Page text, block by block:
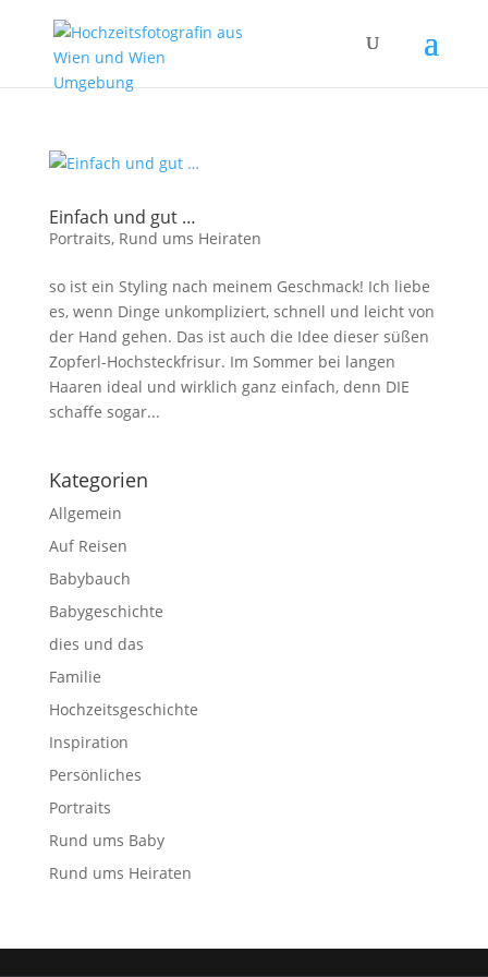
Einfach und gut …
Portraits, Rund ums Heiraten
so ist ein Styling nach meinem Geschmack! Ich liebe
es, wenn Dinge unkompliziert, schnell und leicht von
der Hand gehen. Das ist auch die Idee dieser süßen
Zopferl-Hochsteckfrisur. Im Sommer bei langen
Haaren ideal und wirklich ganz einfach, denn DIE
schaffe sogar...
Kategorien
Allgemein
Auf Reisen
Babybauch
Babygeschichte
dies und das
Familie
Hochzeitsgeschichte
Inspiration
Persönliches
Portraits
Rund ums Baby
Rund ums Heiraten